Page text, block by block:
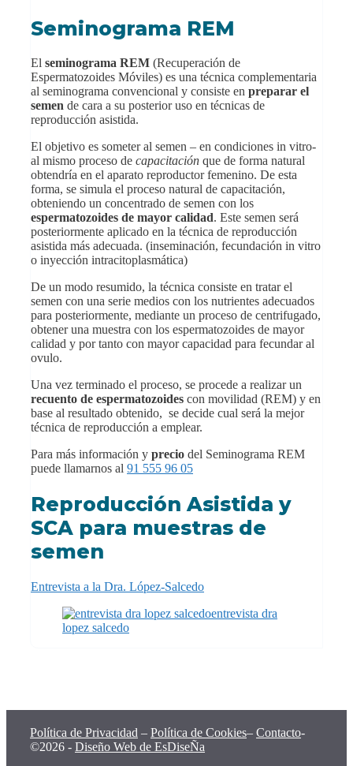
Seminograma REM
El seminograma REM (Recuperación de
Espermatozoides Móviles) es una técnica complementaria
al seminograma convencional y consiste en preparar el
semen de cara a su posterior uso en técnicas de
reproducción asistida.
El objetivo es someter al semen – en condiciones in vitro-
al mismo proceso de capacitación que de forma natural
obtendría en el aparato reproductor femenino. De esta
forma, se simula el proceso natural de capacitación,
obteniendo un concentrado de semen con los
espermatozoides de mayor calidad. Este semen será
posteriormente aplicado en la técnica de reproducción
asistida más adecuada. (inseminación, fecundación in vitro
o inyección intracitoplasmática)
De un modo resumido, la técnica consiste en tratar el
semen con una serie medios con los nutrientes adecuados
para posteriormente, mediante un proceso de centrifugado,
obtener una muestra con los espermatozoides de mayor
calidad y por tanto con mayor capacidad para fecundar al
ovulo.
Una vez terminado el proceso, se procede a realizar un
recuento de espermatozoides con movilidad (REM) y en
base al resultado obtenido, se decide cual será la mejor
técnica de reproducción a emplear.
Para más información y precio del Seminograma REM
puede llamarnos al 91 555 96 05
Reproducción Asistida y
SCA para muestras de
semen
Entrevista a la Dra. López-Salcedo
Política de Privacidad – Política de Cookies– Contacto-
©2026 - Diseño Web de EsDiseÑa